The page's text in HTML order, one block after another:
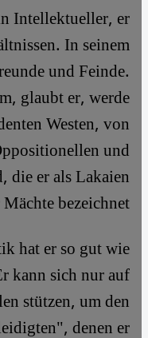
Intellektueller, er
In seinem
und Feinde.
glaubt er, werde
Westen, von
und
er als Lakaien
bezeichnet.
hat er so gut wie
kann sich nur auf
stützen, um den
denen er